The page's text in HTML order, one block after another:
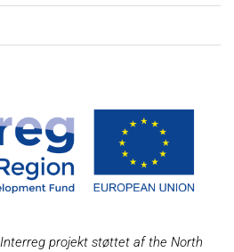
projekt støttet af the North